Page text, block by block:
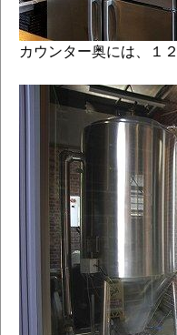
カウンター奥には、１